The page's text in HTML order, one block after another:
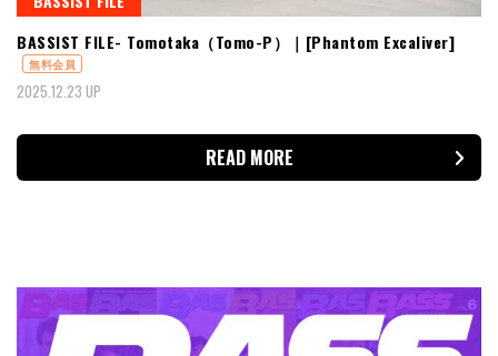
BASSIST FILE- Tomotaka（Tomo-P）｜[Phantom Excaliver]
無料会員
2025.12.23 UP
READ MORE